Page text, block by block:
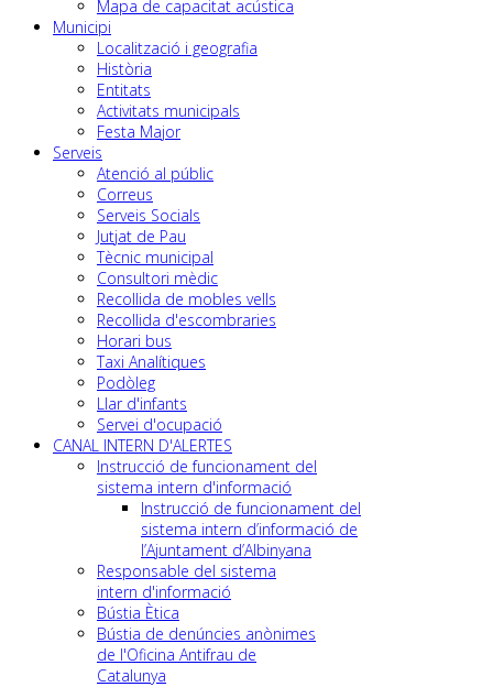
Mapa de capacitat acústica
Municipi
Localització i geografia
Història
Entitats
Activitats municipals
Festa Major
Serveis
Atenció al públic
Correus
Serveis Socials
Jutjat de Pau
Tècnic municipal
Consultori mèdic
Recollida de mobles vells
Recollida d'escombraries
Horari bus
Taxi Analítiques
Podòleg
Llar d'infants
Servei d'ocupació
CANAL INTERN D'ALERTES
Instrucció de funcionament del
sistema intern d'informació
Instrucció de funcionament del
sistema intern d’informació de
l’Ajuntament d’Albinyana
Responsable del sistema
intern d'informació
Bústia Ètica
Bústia de denúncies anònimes
de l'Oficina Antifrau de
Catalunya